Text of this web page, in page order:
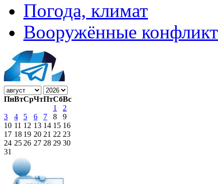
Погода, климат
Вооружённые
ПнВтСрЧтПтСбВс
1
2
3
4 5 6 7 8
9
10 11 12 13 14 15 16
17 18 19 20 21 22 23
24 25 26 27 28 29 30
31